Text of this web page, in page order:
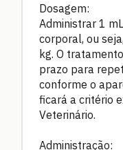
Dosagem:
Administrar 1
corporal, ou
kg. O
prazo para
conforme o
ficará a critério
Veterinário.
Administração: